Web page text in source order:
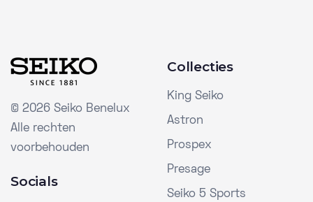
© 2026 Seiko Benelux
Alle rechten
voorbehouden
Socials
Collecties
King Seiko
Astron
Prospex
Presage
Seiko 5 Sports